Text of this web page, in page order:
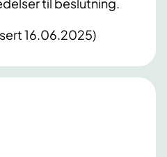
16.06.2025)